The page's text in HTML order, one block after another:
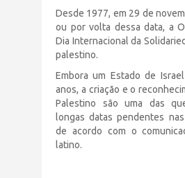
Desde 1977, em 29 de
ou por volta dessa data, a
Dia Internacional da
palestino.
Embora um Estado de
anos, a criação e o
Palestino são uma das
longas datas pendentes nas
de acordo com o
latino.